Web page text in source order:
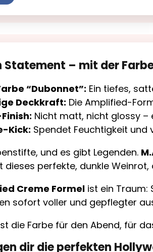
Statement – mit der
“Dubonnet”: Ein tiefes,
Deckkraft: Die Amplified-
Nicht matt, nicht glossy –
Kick: Spendet Feuchtigkeit und
und es gibt Legenden.
dieses perfekte, dunkle
Creme Formelist ein Traum:
sofort voller und gepflegter
die Farbe für den Abend, für
dir die perfekten